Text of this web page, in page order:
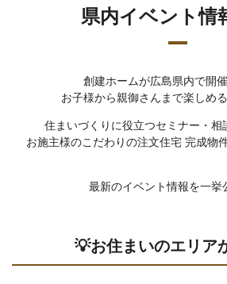
県内イベント情
創建ホームが広島県内で開
お子様から親御さんまで楽しめる
住まいづくりに役立つセミナー・相
お施主様のこだわりの注文住宅 完成物
最新のイベント情報を一挙
💡お住まいのエリア